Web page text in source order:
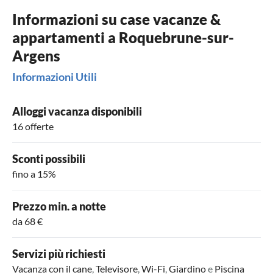
Informazioni su case vacanze &
appartamenti a Roquebrune-sur-
Argens
Informazioni Utili
Alloggi vacanza disponibili
16 offerte
Sconti possibili
fino a 15%
Prezzo min. a notte
da 68 €
Servizi più richiesti
Vacanza con il cane,Televisore,Wi-Fi,Giardinoe Piscina